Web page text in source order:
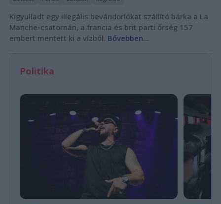
Kigyulladt egy illegális bevándorlókat szállító bárka a La
Manche-csatornán, a francia és brit parti őrség 157
embert mentett ki a vízből. Bővebben...
Politika